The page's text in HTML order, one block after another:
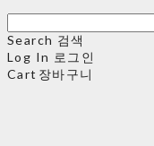
Search 검색
Log In 로그인
Cart 장바구니